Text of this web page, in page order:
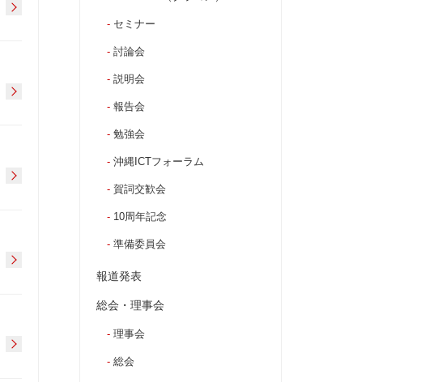
セミナー
討論会
説明会
報告会
勉強会
沖縄ICTフォーラム
賀詞交歓会
10周年記念
準備委員会
報道発表
総会・理事会
理事会
総会